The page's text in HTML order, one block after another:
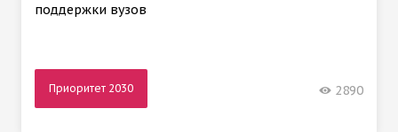
поддержки вузов
Приоритет 2030 2890